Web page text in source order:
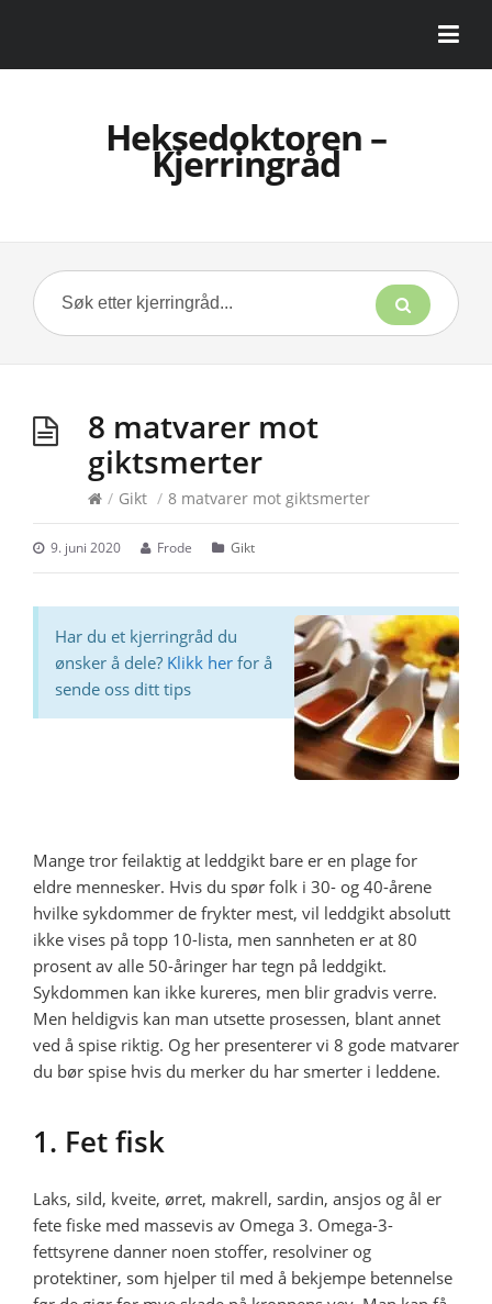
Heksedoktoren –
Kjerringråd
8 matvarer mot
giktsmerter
/ Gikt / 8 matvarer mot giktsmerter
9. juni 2020 Frode Gikt
Har du et kjerringråd du
ønsker å dele? Klikk her for å
sende oss ditt tips
Mange tror feilaktig at leddgikt bare er en plage for
eldre mennesker. Hvis du spør folk i 30- og 40-årene
hvilke sykdommer de frykter mest, vil leddgikt absolutt
ikke vises på topp 10-lista, men sannheten er at 80
prosent av alle 50-åringer har tegn på leddgikt.
Sykdommen kan ikke kureres, men blir gradvis verre.
Men heldigvis kan man utsette prosessen, blant annet
ved å spise riktig. Og her presenterer vi 8 gode matvarer
du bør spise hvis du merker du har smerter i leddene.
1. Fet fisk
Laks, sild, kveite, ørret, makrell, sardin, ansjos og ål er
fete fiske med massevis av Omega 3. Omega-3-
fettsyrene danner noen stoffer, resolviner og
protektiner, som hjelper til med å bekjempe betennelse